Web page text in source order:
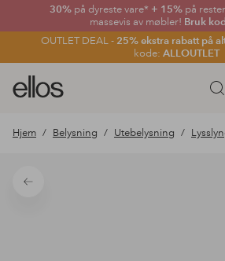
30% på dyreste vare* + 15%på
massevis av møbler! Bruk
OUTLET DEAL - 25% ekstra rabatt på
kode: ALLOUTLET
Søk
Ellos
logo
gå
forsiden
Hjem Belysning Utebelysning
Tilbake